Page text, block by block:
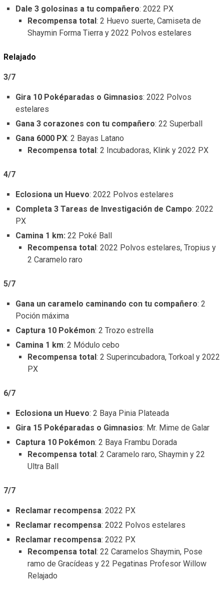
Dale 3 golosinas a tu compañero: 2022 PX
Recompensa total: 2 Huevo suerte, Camiseta de
Shaymin Forma Tierra y 2022 Polvos estelares
Relajado
3/7
Gira 10 Poképaradas o Gimnasios: 2022 Polvos
estelares
Gana 3 corazones con tu compañero: 22 Superball
Gana 6000 PX: 2 Bayas Latano
Recompensa total: 2 Incubadoras, Klink y 2022 PX
4/7
Eclosiona un Huevo: 2022 Polvos estelares
Completa 3 Tareas de Investigación de Campo: 2022
PX
Camina 1 km: 22 Poké Ball
Recompensa total: 2022 Polvos estelares, Tropius y
2 Caramelo raro
5/7
Gana un caramelo caminando con tu compañero: 2
Poción máxima
Captura 10 Pokémon: 2 Trozo estrella
Camina 1 km: 2 Módulo cebo
Recompensa total: 2 Superincubadora, Torkoal y 2022
PX
6/7
Eclosiona un Huevo: 2 Baya Pinia Plateada
Gira 15 Poképaradas o Gimnasios: Mr. Mime de Galar
Captura 10 Pokémon: 2 Baya Frambu Dorada
Recompensa total: 2 Caramelo raro, Shaymin y 22
Ultra Ball
7/7
Reclamar recompensa: 2022 PX
Reclamar recompensa: 2022 Polvos estelares
Reclamar recompensa: 2022 PX
Recompensa total: 22 Caramelos Shaymin, Pose
ramo de Gracídeas y 22 Pegatinas Profesor Willow
Relajado